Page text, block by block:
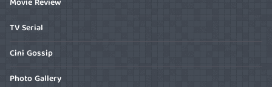
Movie Review
TV Serial
Cini Gossip
Photo Gallery